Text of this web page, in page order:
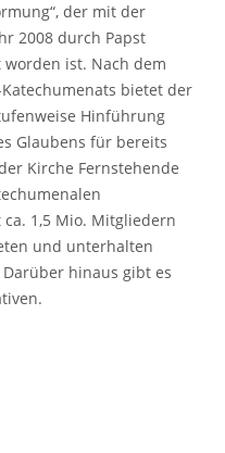
der mit der
2008 durch Papst
worden ist. Nach dem
bietet der
Hinführung
Glaubens für bereits
Kirche Fernstehende
1,5 Mio. Mitgliedern
und unterhalten
hinaus gibt es